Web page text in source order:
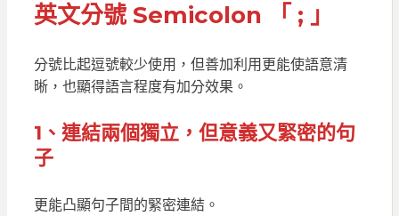
英文分號 Semicolon 「 ; 」
分號比起逗號較少使用，但善加利用更能使語意清
晰，也顯得語言程度有加分效果。
1、連結兩個獨立，但意義又緊密的句
子
更能凸顯句子間的緊密連結。